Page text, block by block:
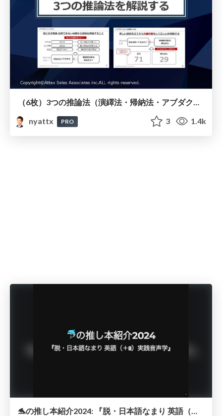
（6枚）3つの推論法（演繹法・帰納法・アブダクション）解説と必要なスキル
nyattx
PRO 3 1.4k
🐬の推し本紹介2024: 『脱・日本語なまり 英語（＋α）実践音声学』